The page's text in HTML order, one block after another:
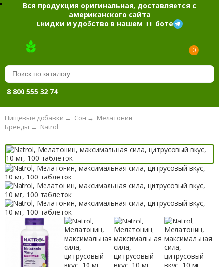
Вся продукция оригинальная, доставляется с
американского сайта
Скидки и удобство в нашем ТГ боте
0
8 800 555 32 74
Пищевые добавки → Сон → Мелатонин
Natrol
Бренды →